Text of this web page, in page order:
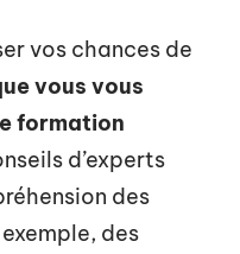
vos chances de
vous vous
formation
d’experts
des
des